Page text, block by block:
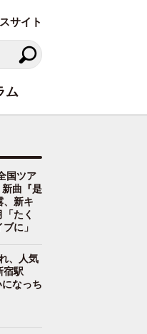
サイト
国ツア
曲『是
、新キ
たく
に」
、人気
宿駅
なっち
ム